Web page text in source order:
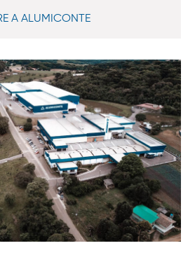
A ALUMICONTE